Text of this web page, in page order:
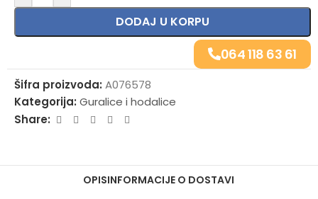
DODAJ U KORPU
064 118 63 61
Šifra proizvoda: A076578
Kategorija: Guralice i hodalice
Share:
OPISINFORMACIJE O DOSTAVI